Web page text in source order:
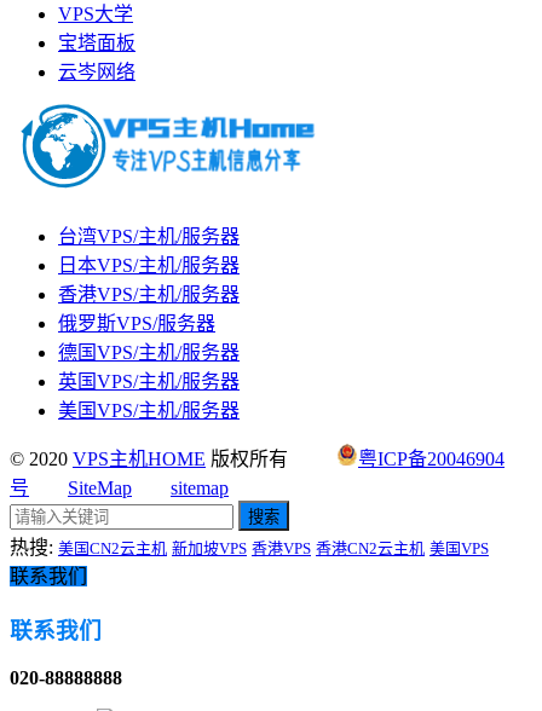
VPS大学
宝塔面板
云岑网络
台湾VPS/主机/服务器
日本VPS/主机/服务器
香港VPS/主机/服务器
俄罗斯VPS/服务器
德国VPS/主机/服务器
英国VPS/主机/服务器
美国VPS/主机/服务器
© 2020 VPS主机HOME 版权所有
粤ICP备20046904
号
SiteMap sitemap
搜索
热搜: 美国CN2云主机 新加坡VPS 香港VPS 香港CN2云主机 美国VPS
联系我们
联系我们
020-88888888